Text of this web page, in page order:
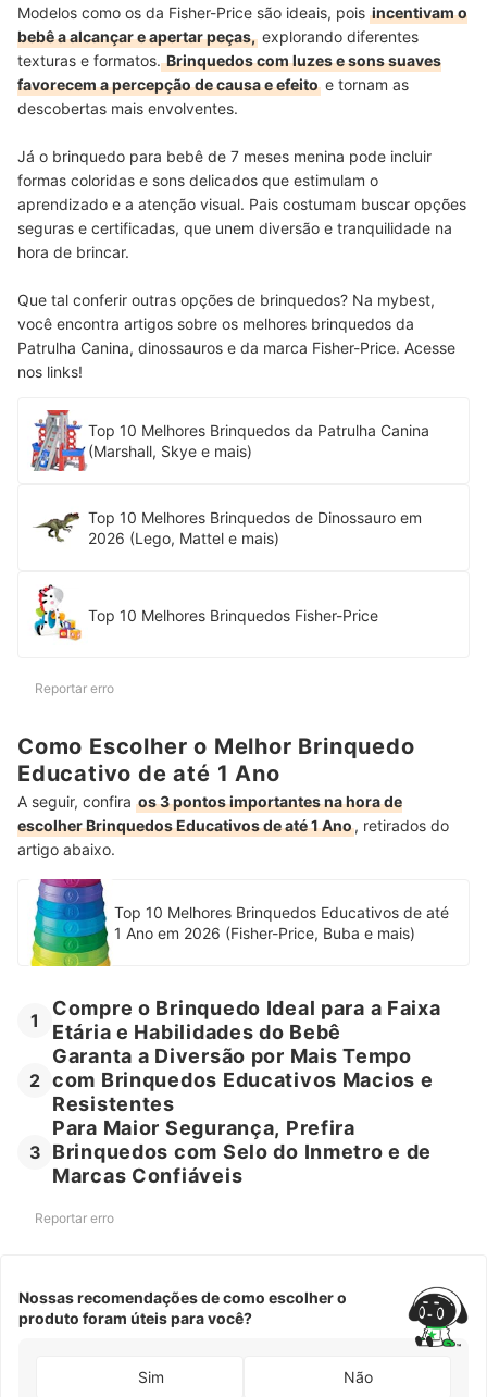
Modelos como os da Fisher-Price são ideais, pois incentivam o
bebê a alcançar e apertar peças, explorando diferentes
texturas e formatos.Brinquedos com luzes e sons suaves
favorecem a percepção de causa e efeito e tornam as
descobertas mais envolventes.
Já o brinquedo para bebê de 7 meses menina pode incluir
formas coloridas e sons delicados que estimulam o
aprendizado e a atenção visual. Pais costumam buscar opções
seguras e certificadas, que unem diversão e tranquilidade na
hora de brincar.
Que tal conferir outras opções de brinquedos? Na mybest,
você encontra artigos sobre os melhores brinquedos da
Patrulha Canina, dinossauros e da marca Fisher-Price. Acesse
nos links!
Top 10 Melhores Brinquedos da Patrulha Canina
(Marshall, Skye e mais)
Top 10 Melhores Brinquedos de Dinossauro em
2026 (Lego, Mattel e mais)
Top 10 Melhores Brinquedos Fisher-Price
Reportar erro
Como Escolher o Melhor Brinquedo
Educativo de até 1 Ano
A seguir, confira os 3 pontos importantes na hora de
escolher Brinquedos Educativos de até 1 Ano, retirados do
artigo abaixo.
Top 10 Melhores Brinquedos Educativos de até
1 Ano em 2026 (Fisher-Price, Buba e mais)
1
Compre o Brinquedo Ideal para a Faixa
Etária e Habilidades do Bebê
2
Garanta a Diversão por Mais Tempo
com Brinquedos Educativos Macios e
Resistentes
3
Para Maior Segurança, Prefira
Brinquedos com Selo do Inmetro e de
Marcas Confiáveis
Reportar erro
Nossas recomendações de como escolher o
produto foram úteis para você?
Sim Não